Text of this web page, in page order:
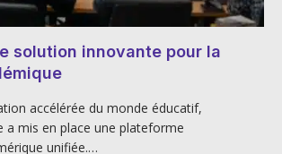
solution innovante pour la
accélérée du monde éducatif,
a mis en place une plateforme
unifiée.…